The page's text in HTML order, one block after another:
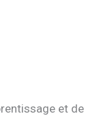
et de